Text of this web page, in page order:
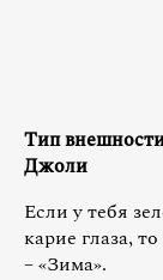
Тип
Джоли
Если у тебя
карие глаза,
– «Зима».